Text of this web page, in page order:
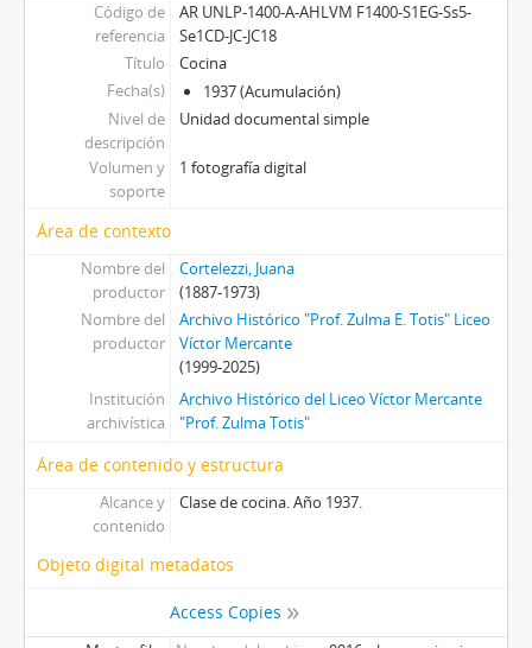
Código de
referencia
AR UNLP-1400-A-AHLVM F1400-S1EG-Ss5-
Se1CD-JC-JC18
Título
Cocina
Fecha(s)
1937 (Acumulación)
Nivel de
descripción
Unidad documental simple
Volumen y
soporte
1 fotografía digital
Área de contexto
Nombre del
productor
Cortelezzi, Juana
(1887-1973)
Nombre del
productor
Archivo Histórico "Prof. Zulma E. Totis" Liceo
Víctor Mercante
(1999-2025)
Institución
archivística
Archivo Histórico del Liceo Víctor Mercante
"Prof. Zulma Totis"
Área de contenido y estructura
Alcance y
contenido
Clase de cocina. Año 1937.
Objeto digital metadatos
Access Copies